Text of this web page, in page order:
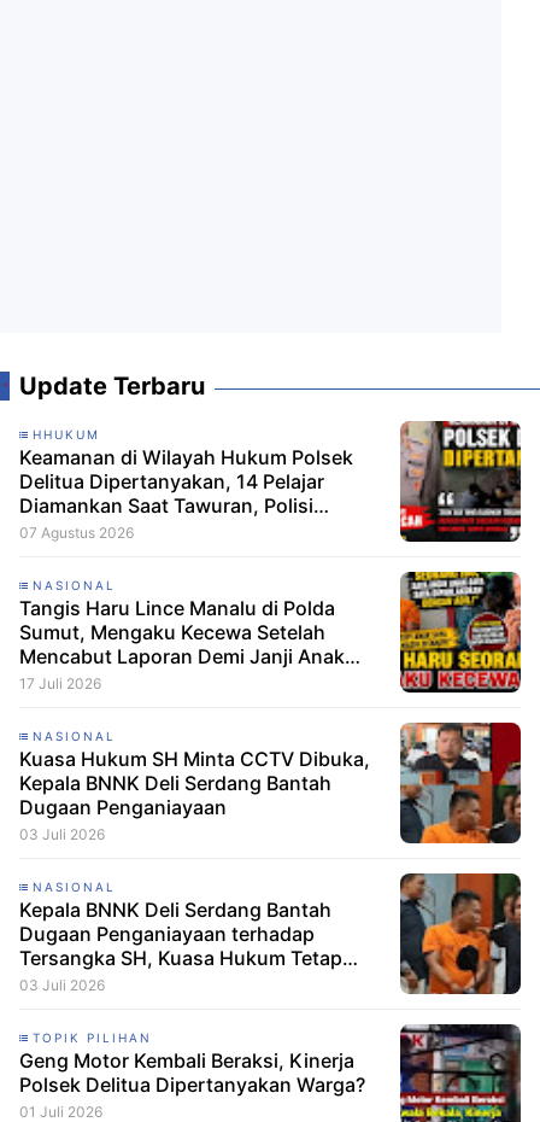
Update Terbaru
HHUKUM
Keamanan di Wilayah Hukum Polsek
Delitua Dipertanyakan, 14 Pelajar
Diamankan Saat Tawuran, Polisi
Pastikan Tak Ada Tersangka
07 Agustus 2026
NASIONAL
Tangis Haru Lince Manalu di Polda
Sumut, Mengaku Kecewa Setelah
Mencabut Laporan Demi Janji Anak
Dibebaskan
17 Juli 2026
NASIONAL
Kuasa Hukum SH Minta CCTV Dibuka,
Kepala BNNK Deli Serdang Bantah
Dugaan Penganiayaan
03 Juli 2026
NASIONAL
Kepala BNNK Deli Serdang Bantah
Dugaan Penganiayaan terhadap
Tersangka SH, Kuasa Hukum Tetap
Minta CCTV Dibuka
03 Juli 2026
TOPIK PILIHAN
Geng Motor Kembali Beraksi, Kinerja
Polsek Delitua Dipertanyakan Warga?
01 Juli 2026